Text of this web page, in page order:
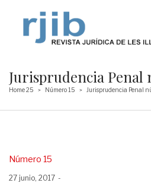
Jurisprudencia Penal
Home 25 > Número 15 > Jurisprudencia Penal
Posted
in
Número 15
Posted
27 junio, 2017